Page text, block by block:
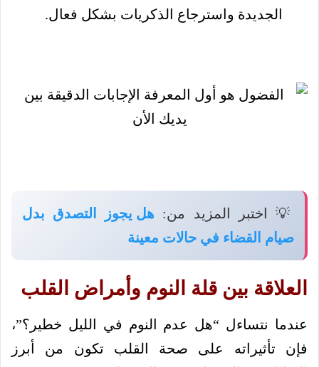
الجديدة واسترجاع الذكريات بشكل فعال.
💡 اختبر المزيد من: هل يجوز التصدق بدل
صيام القضاء في حالات معينة
العلاقة بين قلة النوم وأمراض القلب
عندما نتساءل “هل عدم النوم في الليل خطير؟”،
فإن تأثيراته على صحة القلب تكون من أبرز